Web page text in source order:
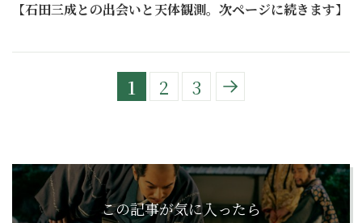
【石田三成との出会いと天体観測。次ページに続きます】
1 2 3
この記事が気に入ったら